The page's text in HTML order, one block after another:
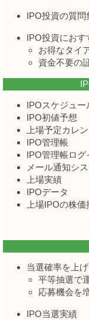
IPO投資の質問
IPO投資におす
お得なタイ
資金不要の
IPOスケジュー
IPO初値予想
上場予定カレ
IPO管理帳
IPO管理帳ログ
メール通知シ
上場実績
IPOデータ
上場IPOの株
当選確率を上
平等抽選で
応募機会を
IPO当選実績